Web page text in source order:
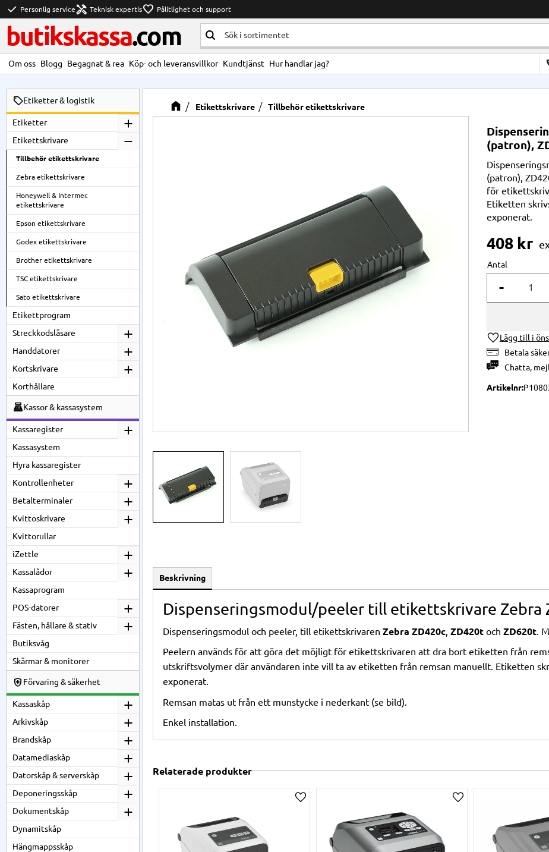
check Personlig servicehandyman Teknisk expertisfavorite Pålitlighet och support
butikskassa.com
Om oss Blogg Begagnat & rea Köp- och leveransvillkor Kundtjänst Hur handlar jag?
Etikettskrivare Tillbehör etikettskrivare
(patron),
(patron),
för
Etiketten
exponerat.
408kr
Antal
-
Lägg till i
Betala
Chatta,
Artikelnr
Beskrivning
Dispenseringsmodul/peeler till etikettskrivare Zebra
Dispenseringsmodul och peeler, till etikettskrivaren Zebra ZD420c ZD420t och ZD620t .
Peelern används för att göra det möjligt för etikettskrivaren att dra bort etiketten från
utskriftsvolymer där användaren inte vill ta av etiketten från remsan manuellt. Etiketten
exponerat.
Remsan matas ut från ett munstycke i nederkant (se bild).
Enkel installation.
Relaterade produkter
Lägg till i önskelista Lägg till i önskelista
Etiketter & logistik
Etiketter
Etikettskrivare
Tillbehör etikettskrivare
Zebra etikettskrivare
Honeywell & Intermec
etikettskrivare
Epson etikettskrivare
Godex etikettskrivare
Brother etikettskrivare
TSC etikettskrivare
Sato etikettskrivare
Etikettprogram
Streckkodsläsare
Handdatorer
Kortskrivare
Korthållare
Kassor & kassasystem
Kassaregister
Kassasystem
Hyra kassaregister
Kontrollenheter
Betalterminaler
Kvittoskrivare
Kvittorullar
iZettle
Kassalådor
Kassaprogram
POS-datorer
Fästen, hållare & stativ
Butiksvåg
Skärmar & monitorer
Förvaring & säkerhet
Kassaskåp
Arkivskåp
Brandskåp
Datamediaskåp
Datorskåp & serverskåp
Deponeringsskåp
Dokumentskåp
Dynamitskåp
Hängmappsskåp